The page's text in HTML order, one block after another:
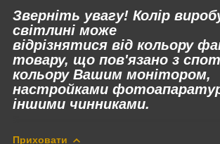
Зверніть увагу! Колір
світлині може
відрізнятися від кольору
товару, що пов'язано з
кольору Вашим монітором,
настройками
іншими чинниками.
Приховати